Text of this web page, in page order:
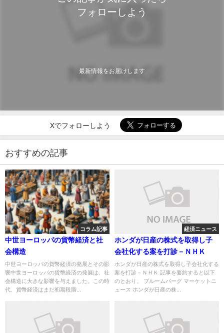
フォローしよう
最新情報をお届けします
Xでフォローしよう
おすすめの記事
コラム記事
中世ヨーロッパの貨幣経済と社
会構造
中世ヨーロッパの貨幣経済の発展とその影
響中世ヨーロッパの貨幣経済の発展は、社
会構造に大きな影響を与えました。この時
代、貨幣経済はまだ初期段階...
経済ニュース
ホンダが日産の株式を取得し子
会社化する案を打診－ＮＨＫ
ホンダが日産の株式を取得し子会社化する
案を打診－ＮＨＫ 記事を要約すると以下
のとおり。 ブルームバーグ マーケットニ
ュース ホンダが日産の株...